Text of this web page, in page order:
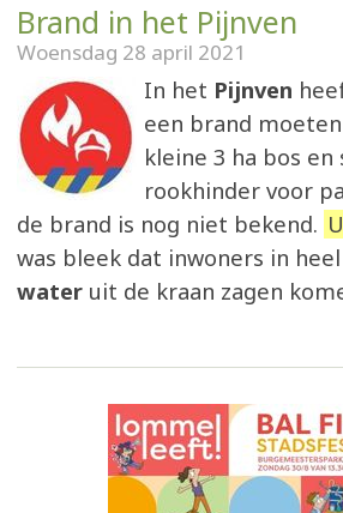
Brand in het Pijnven
Woensdag 28 april 2021
In het Pijnven
een brand
kleine 3 ha bos
rookhinder voor
de brand is nog niet bekend.
was bleek dat inwoners in
water uit de kraan zagen